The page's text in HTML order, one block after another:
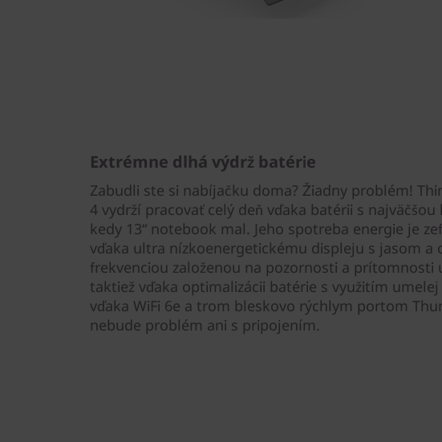
Extrémne dlhá výdrž batérie
Zabudli ste si nabíjačku doma? Žiadny problém!
4 vydrží pracovať celý deň vďaka batérii s najväčšou
kedy 13“ notebook mal. Jeho spotreba energie je
vďaka ultra nízkoenergetickému displeju s jasom a
frekvenciou založenou na pozornosti a prítomnosti
taktiež vďaka optimalizácii batérie s využitím
vďaka WiFi 6e a trom bleskovo rýchlym portom
nebude problém ani s pripojením.